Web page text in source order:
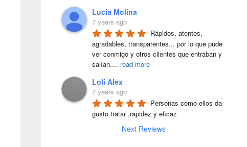
Lucia Molina
7 years ago
Rápidos, atentos,
agradables, transparentes... por lo que pude
ver conmigo y otros clientes que entraban y
salían.... read more
Loli Alex
7 years ago
Personas como ellos da
gusto tratar ,rapidez y eficaz
Next Reviews